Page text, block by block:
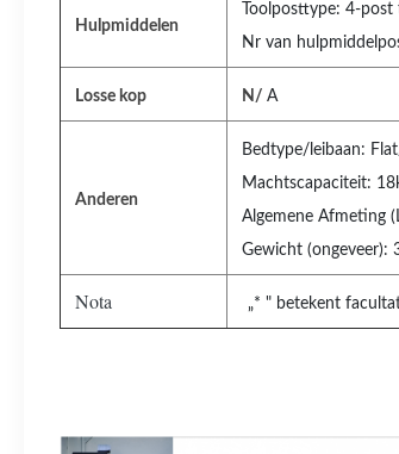
Hulpmiddelen
Toolposttype: 4-
Nr van
Losse kop N/ A
Anderen
Bedtype/leibaan:
Machtscapaciteit:
Algemene Afmeting
Gewicht (ongeveer):
Nota „* " betekent